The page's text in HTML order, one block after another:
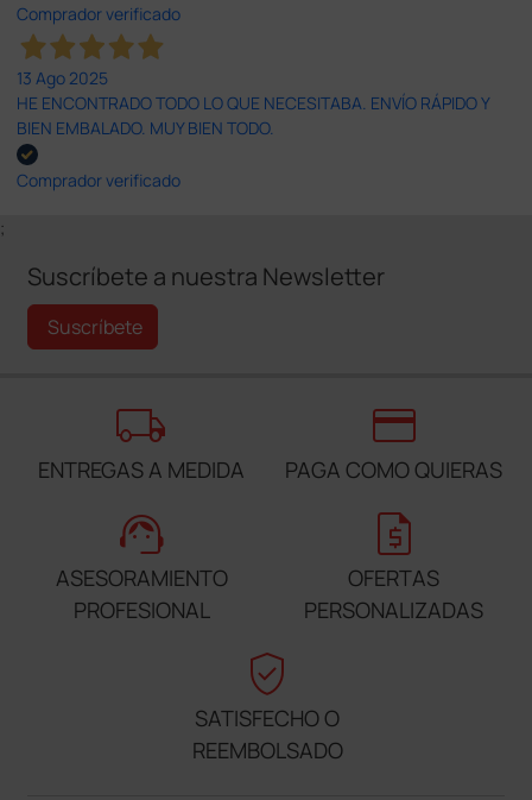
Comprador verificado
13 Ago 2025
HE ENCONTRADO TODO LO QUE NECESITABA. ENVÍO RÁPIDO Y
BIEN EMBALADO. MUY BIEN TODO.
Comprador verificado
;
Suscríbete a nuestra Newsletter
Suscríbete
local_shipping
ENTREGAS A MEDIDA
credit_card
PAGA COMO QUIERAS
support_agent
ASESORAMIENTO
PROFESIONAL
request_quote
OFERTAS
PERSONALIZADAS
verified_user
SATISFECHO O
REEMBOLSADO